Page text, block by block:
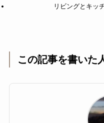
リビングとキッ
この記事を書いた